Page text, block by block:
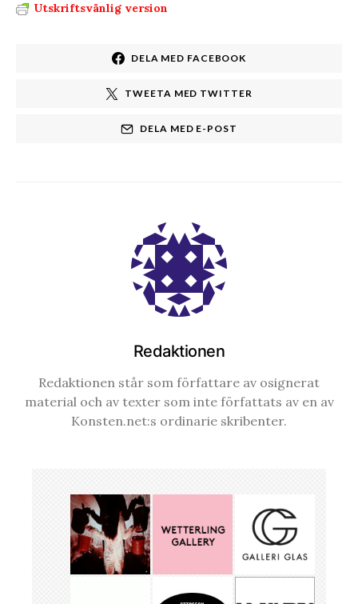
Utskriftsvänlig version
DELA MED FACEBOOK
TWEETA MED TWITTER
DELA MED E-POST
Redaktionen
Redaktionen står som författare av osignerat
material och av texter som inte författats av en av
Konsten.net:s ordinarie skribenter.